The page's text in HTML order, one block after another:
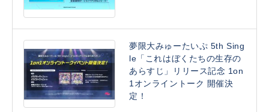
夢限大みゅーたいぷ 5th Sing
le「これはぼくたちの生存の
あらすじ」リリース記念 1on
1オンライントーク 開催決
定！